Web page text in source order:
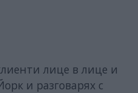
лице в лице и
и разговарях с